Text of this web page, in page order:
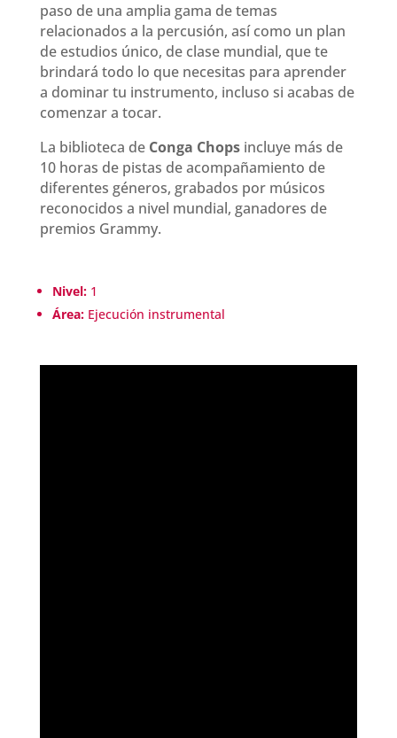
paso de una amplia gama de temas
relacionados a la percusión, así como un plan
de estudios único, de clase mundial, que te
brindará todo lo que necesitas para aprender
a dominar tu instrumento, incluso si acabas de
comenzar a tocar.
La biblioteca de Conga Chopsincluye más de
10 horas de pistas de acompañamiento de
diferentes géneros, grabados por músicos
reconocidos a nivel mundial, ganadores de
premios Grammy.
Nivel:1
Área:Ejecución instrumental